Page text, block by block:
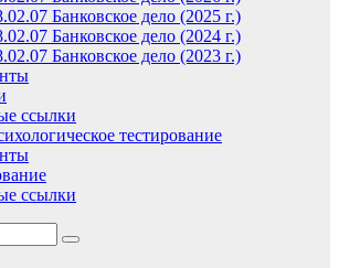
Банковское дело (2025 г.)
Банковское дело (2024 г.)
Банковское дело (2023 г.)
ссылки
тестирование
ссылки